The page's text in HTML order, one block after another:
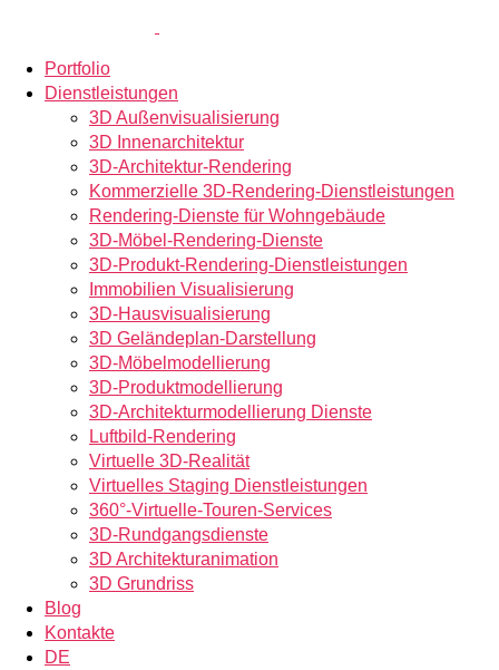
Portfolio
Dienstleistungen
3D Außenvisualisierung
3D Innenarchitektur
3D-Architektur-Rendering
Kommerzielle 3D-Rendering-Dienstleistungen
Rendering-Dienste für Wohngebäude
3D-Möbel-Rendering-Dienste
3D-Produkt-Rendering-Dienstleistungen
Immobilien Visualisierung
3D-Hausvisualisierung
3D Geländeplan-Darstellung
3D-Möbelmodellierung
3D-Produktmodellierung
3D-Architekturmodellierung Dienste
Luftbild-Rendering
Virtuelle 3D-Realität
Virtuelles Staging Dienstleistungen
360°-Virtuelle-Touren-Services
3D-Rundgangsdienste
3D Architekturanimation
3D Grundriss
Blog
Kontakte
DE